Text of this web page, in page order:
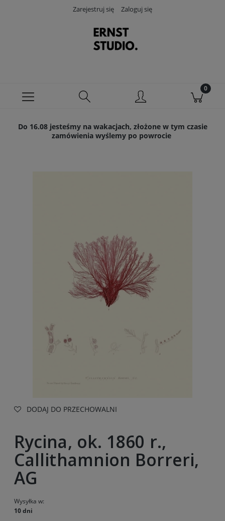
Zarejestruj się Zaloguj się
Do 16.08 jesteśmy na wakacjach, złożone w tym czasie
zamówienia wyślemy po powrocie
DODAJ DO PRZECHOWALNI
Rycina, ok. 1860 r.,
Callithamnion Borreri,
AG
Wysyłka w:
10 dni